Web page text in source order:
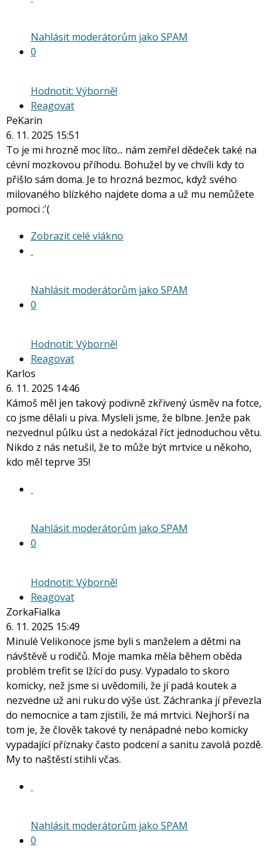
Nahlásit moderátorům jako SPAM
0
Hodnotit: Výborně!
Reagovat
PeKarin
6. 11. 2025 15:51
To je mi hrozně moc líto... nám zemřel dědeček také na
cévní mozkovou příhodu. Bohužel by ve chvíli kdy to
přišlo sám doma. Je to hrozná bezmoc, když svého
milovaného blízkého najdete doma a už mu nemůžete
pomoci :'(
Zobrazit celé vlákno
Nahlásit moderátorům jako SPAM
0
Hodnotit: Výborně!
Reagovat
Karlos
6. 11. 2025 14:46
Kámoš měl jen takový podivně zkřivený úsměv na fotce,
co jsme dělali u piva. Mysleli jsme, že blbne. Jenže pak
nezvednul půlku úst a nedokázal říct jednoduchou větu.
Nikdo z nás netušil, že to může být mrtvice u někoho,
kdo měl teprve 35!
Nahlásit moderátorům jako SPAM
0
Hodnotit: Výborně!
Reagovat
ZorkaFialka
6. 11. 2025 15:49
Minulé Velikonoce jsme byli s manželem a dětmi na
návštěvě u rodičů. Moje mamka měla během oběda
problém trefit se lžící do pusy. Vypadalo to skoro
komicky, než jsme si uvědomili, že jí padá koutek a
nezvedne už ani ruku do výše úst. Záchranka jí převezla
do nemocnice a tam zjistili, že má mrtvici. Nejhorší na
tom je, že člověk takové ty nenápadné nebo komicky
vypadající příznaky často podcení a sanitu zavolá pozdě.
My to naštěstí stihli včas.
Nahlásit moderátorům jako SPAM
0